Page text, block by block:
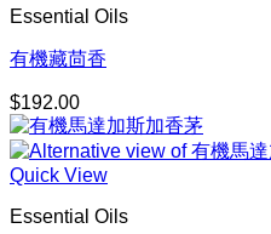
Essential Oils
有機藏茴香
$192.00
Quick View
Essential Oils